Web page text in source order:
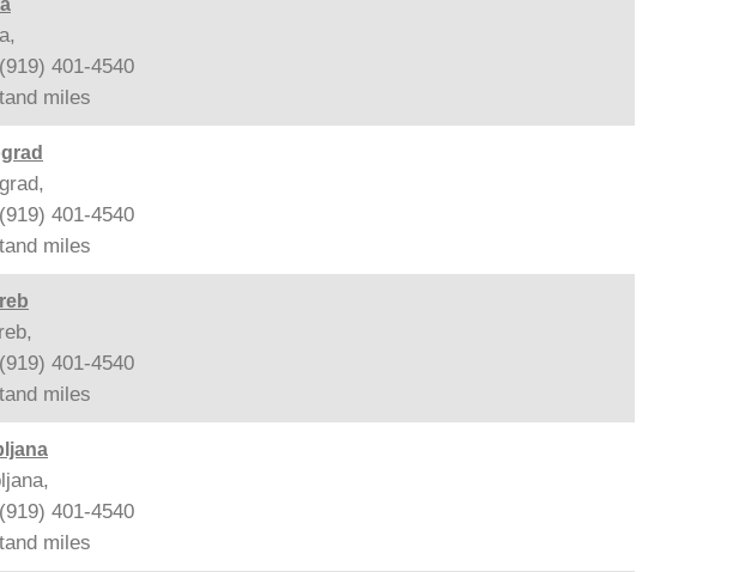
401-4540
miles
401-4540
miles
401-4540
miles
401-4540
miles